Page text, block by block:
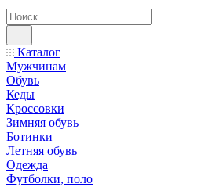
Каталог
Мужчинам
Обувь
Кеды
Кроссовки
Зимняя обувь
Ботинки
Летняя обувь
Одежда
Футболки, поло